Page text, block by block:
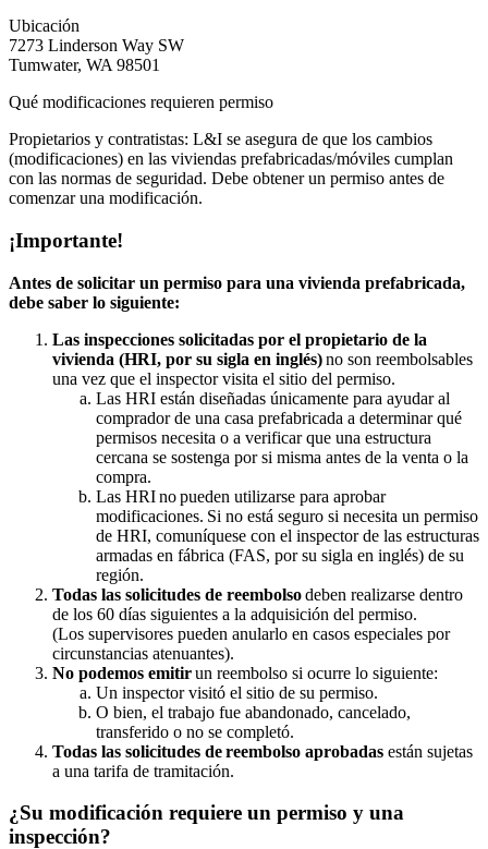
Ubicación
7273 Linderson Way SW
Tumwater, WA 98501
Qué modificaciones requieren permiso
Propietarios y contratistas: L&I se asegura de que los cambios
(modificaciones) en las viviendas prefabricadas/móviles cumplan
con las normas de seguridad. Debe obtener un permiso antes de
comenzar una modificación.
¡Importante!
Antes de solicitar un permiso para una vivienda prefabricada,
debe saber lo siguiente:
Las inspecciones solicitadas por el propietario de la
vivienda (HRI, por su sigla en inglés)no son reembolsables
una vez que el inspector visita el sitio del permiso.
Las HRI están diseñadas únicamente para ayudar al
comprador de una casa prefabricada a determinar qué
permisos necesita o a verificar que una estructura
cercana se sostenga por si misma antes de la venta o la
compra.
Las HRI no pueden utilizarse para aprobar
modificaciones. Si no está seguro si necesita un permiso
de HRI, comuníquese con el inspector de las estructuras
armadas en fábrica (FAS, por su sigla en inglés) de su
región.
Todas las solicitudes de reembolsodeben realizarse dentro
de los 60 días siguientes a la adquisición del permiso.
(Los supervisores pueden anularlo en casos especiales por
circunstancias atenuantes).
No podemos emitirun reembolso si ocurre lo siguiente:
Un inspector visitó el sitio de su permiso.
O bien, el trabajo fue abandonado, cancelado,
transferido o no se completó.
Todas las solicitudes dereembolso aprobadas están sujetas
a una tarifa de tramitación.
¿Su modificación requiere un permiso y una
inspección?